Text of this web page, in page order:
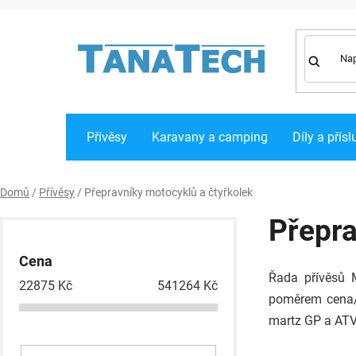
Přívěsy Karavany a camping Díly a
Domů / Přívěsy / Přepravníky motocyklů a čtyřkolek
Cena
22875 Kč 541264 Kč
Řada přívěsů
poměrem
martz GP a